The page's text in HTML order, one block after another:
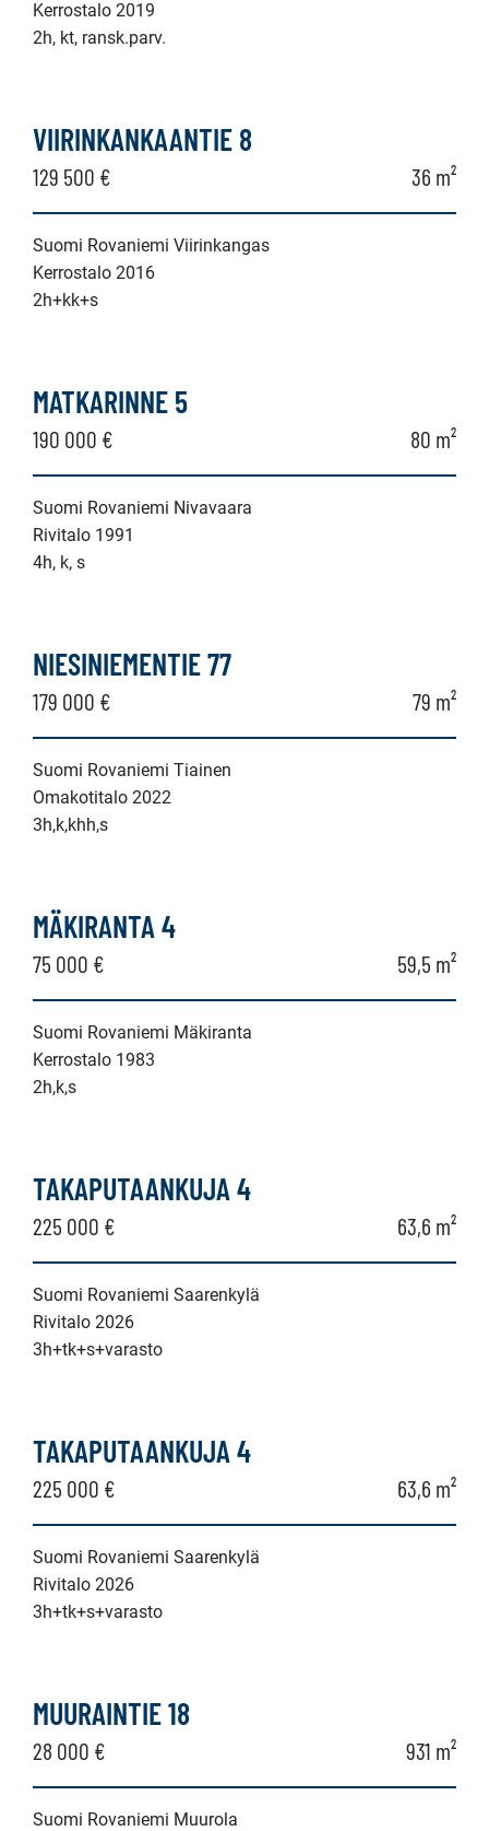
Kerrostalo 2019
2h, kt, ransk.parv.
VIIRINKANKAANTIE 8
129 500 € 36 m²
Suomi Rovaniemi Viirinkangas
Kerrostalo 2016
2h+kk+s
MATKARINNE 5
190 000 € 80 m²
Suomi Rovaniemi Nivavaara
Rivitalo 1991
4h, k, s
NIESINIEMENTIE 77
179 000 € 79 m²
Suomi Rovaniemi Tiainen
Omakotitalo 2022
3h,k,khh,s
MÄKIRANTA 4
75 000 € 59,5 m²
Suomi Rovaniemi Mäkiranta
Kerrostalo 1983
2h,k,s
TAKAPUTAANKUJA 4
225 000 € 63,6 m²
Suomi Rovaniemi Saarenkylä
Rivitalo 2026
3h+tk+s+varasto
TAKAPUTAANKUJA 4
225 000 € 63,6 m²
Suomi Rovaniemi Saarenkylä
Rivitalo 2026
3h+tk+s+varasto
MUURAINTIE 18
28 000 € 931 m²
Suomi Rovaniemi Muurola